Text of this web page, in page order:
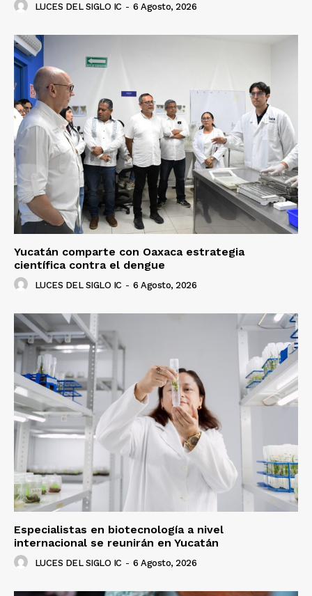
LUCES DEL SIGLO IC - 6 Agosto, 2026
Yucatán comparte con Oaxaca estrategia
científica contra el dengue
LUCES DEL SIGLO IC - 6 Agosto, 2026
Especialistas en biotecnología a nivel
internacional se reunirán en Yucatán
LUCES DEL SIGLO IC - 6 Agosto, 2026